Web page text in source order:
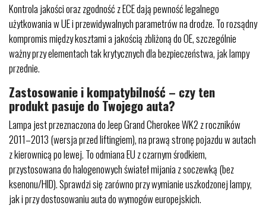
Kontrola jakości oraz zgodność z ECE dają pewność legalnego
użytkowania w UE i przewidywalnych parametrów na drodze. To rozsądny
kompromis między kosztami a jakością zbliżoną do OE, szczególnie
ważny przy elementach tak krytycznych dla bezpieczeństwa, jak lampy
przednie.
Zastosowanie i kompatybilność – czy ten
produkt pasuje do Twojego auta?
Lampa jest przeznaczona do Jeep Grand Cherokee WK2 z roczników
2011–2013 (wersja przed liftingiem), na prawą stronę pojazdu w autach
z kierownicą po lewej. To odmiana EU z czarnym środkiem,
przystosowana do halogenowych świateł mijania z soczewką (bez
ksenonu/HID). Sprawdzi się zarówno przy wymianie uszkodzonej lampy,
jak i przy dostosowaniu auta do wymogów europejskich.